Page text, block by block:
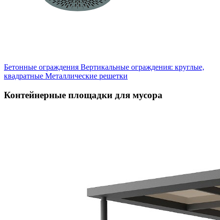
Бетонные ограждения Вертикальные ограждения: круглые,
квадратные Металлические решетки
Контейнерные площадки для мусора